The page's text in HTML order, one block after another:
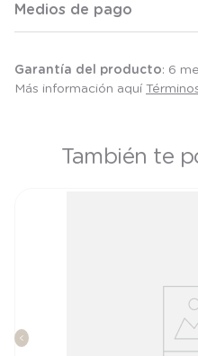
Medios de pago
Garantía del producto: 6
Más información aquí
También te